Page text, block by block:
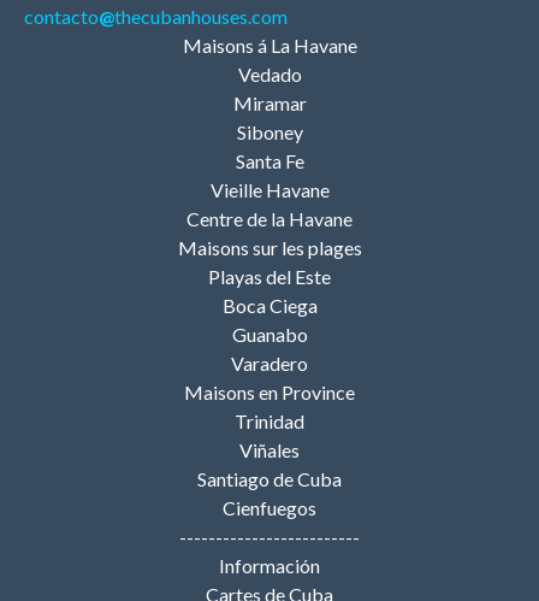
contacto@thecubanhouses.com
Maisons á La Havane
Vedado
Miramar
Siboney
Santa Fe
Vieille Havane
Centre de la Havane
Maisons sur les plages
Playas del Este
Boca Ciega
Guanabo
Varadero
Maisons en Province
Trinidad
Viñales
Santiago de Cuba
Cienfuegos
-------------------------
Información
Cartes de Cuba